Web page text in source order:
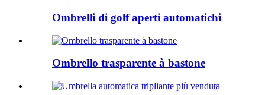
Ombrelli di golf aperti automatichi
Ombrello trasparente à bastone